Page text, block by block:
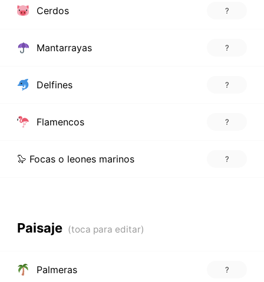
Cerdos ?
Mantarrayas ?
Delfines ?
Flamencos ?
🦭 Focas o leones marinos ?
Paisaje
Palmeras ?